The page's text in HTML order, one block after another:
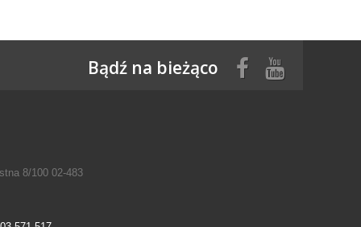
Bądź na bieżąco
8/100 02-483